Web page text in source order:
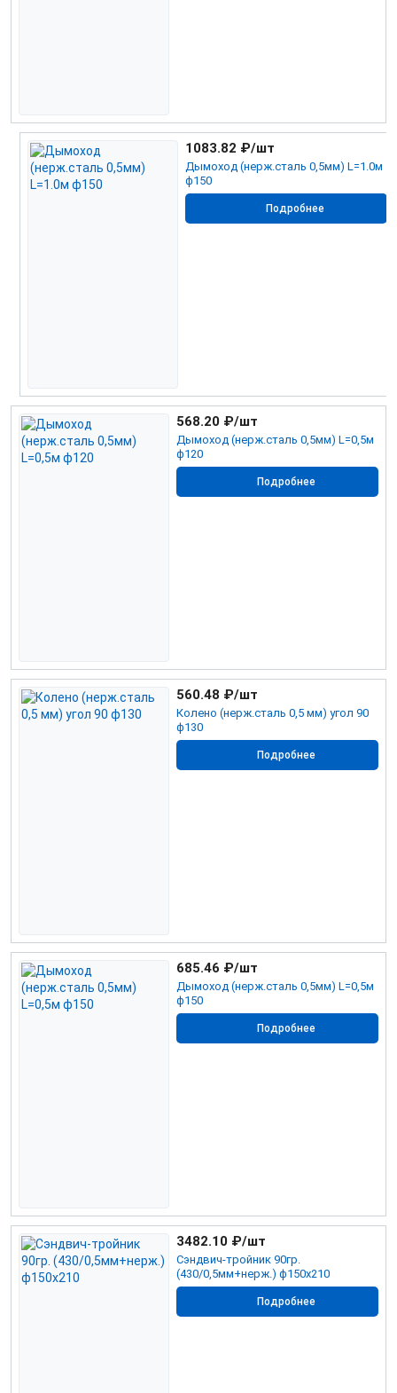
Дымоход (нерж.сталь 0,5мм) L=1.0м
ф150
1083.82 ₽/шт
Подробнее
Дымоход (нерж.сталь 0,5мм) L=0,5м
ф120
568.20 ₽/шт
Подробнее
Колено (нерж.сталь 0,5 мм) угол 90
ф130
560.48 ₽/шт
Подробнее
Дымоход (нерж.сталь 0,5мм) L=0,5м
ф150
685.46 ₽/шт
Подробнее
Сэндвич-тройник 90гр.
(430/0,5мм+нерж.) ф150х210
3482.10 ₽/шт
Подробнее